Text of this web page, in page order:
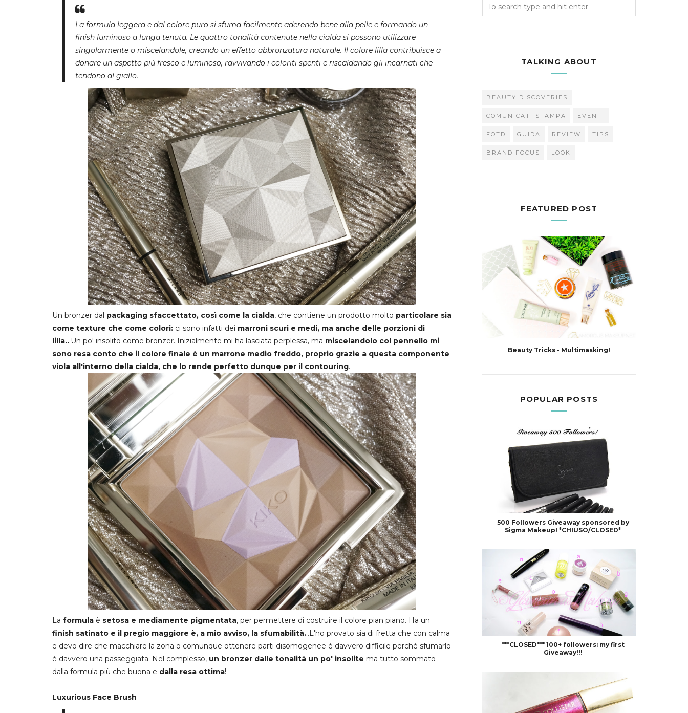
La formula leggera e dal colore puro si sfuma facilmente aderendo bene alla pelle e formando un
finish luminoso a lunga tenuta. Le quattro tonalità contenute nella cialda si possono utilizzare
singolarmente o miscelandole, creando un effetto abbronzatura naturale. Il colore lilla contribuisce a
donare un aspetto più fresco e luminoso, ravvivando i coloriti spenti e riscaldando gli incarnati che
tendono al giallo.
Un bronzer dal packaging sfaccettato, così come la cialda, che contiene un prodotto molto particolare sia
come texture che come colori: ci sono infatti dei marroni scuri e medi, ma anche delle porzioni di
lilla...Un po' insolito come bronzer. Inizialmente mi ha lasciata perplessa, ma miscelandolo col pennello mi
sono resa conto che il colore finale è un marrone medio freddo, proprio grazie a questa componente
viola all'interno della cialda, che lo rende perfetto dunque per il contouring.
La formula è setosa e mediamente pigmentata, per permettere di costruire il colore pian piano. Ha un
finish satinato e il pregio maggiore è, a mio avviso, la sfumabilità...L'ho provato sia di fretta che con calma
e devo dire che macchiare la zona o comunque ottenere parti disomogenee è davvero difficile perchè sfumarlo
è davvero una passeggiata. Nel complesso, un bronzer dalle tonalità un po' insolite ma tutto sommato
dalla formula più che buona e dalla resa ottima!
Luxurious Face Brush
TALKING ABOUT
BEAUTY DISCOVERIES
COMUNICATI STAMPA EVENTI
FOTD GUIDA REVIEW TIPS
BRAND FOCUS LOOK
FEATURED POST
Beauty Tricks - Multimasking!
POPULAR POSTS
500 Followers Giveaway sponsored by
Sigma Makeup! *CHIUSO/CLOSED*
***CLOSED*** 100+ followers: my first
Giveaway!!!